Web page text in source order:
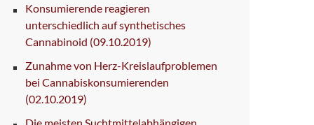
Konsumierende reagieren
unterschiedlich auf synthetisches
Cannabinoid (09.10.2019)
Zunahme von Herz-Kreislaufproblemen
bei Cannabiskonsumierenden
(02.10.2019)
Die meisten Suchtmittelabhängigen